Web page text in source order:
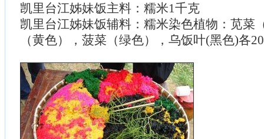
凯里台江姊妹饭主料：糯米1千克
凯里台江姊妹饭辅料：糯米染色植物：苋菜
（黄色），菠菜（绿色），乌饭叶(黑色)各